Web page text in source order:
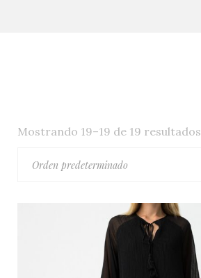
Mostrando 19–19 de 19 resultados
Orden predeterminado